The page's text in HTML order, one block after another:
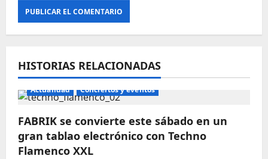
HISTORIAS RELACIONADAS
Actualidad Conciertos y eventos
FABRIK se convierte este sábado en un
gran tablao electrónico con Techno
Flamenco XXL